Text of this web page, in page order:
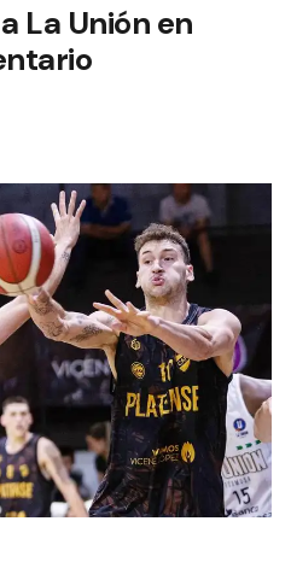
La Unión en